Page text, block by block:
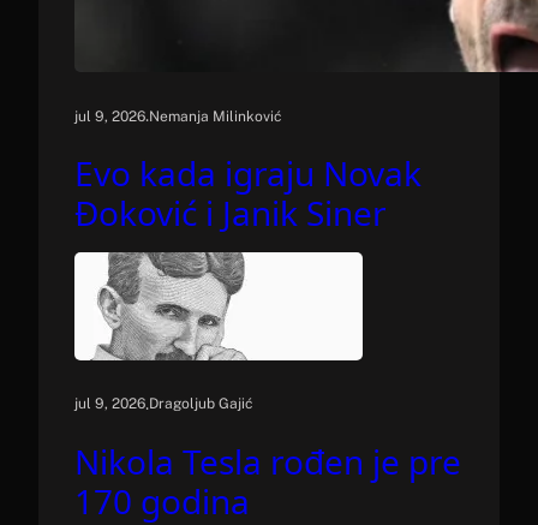
jul 9, 2026.Nemanja Milinković
Evo kada igraju Novak
Đoković i Janik Siner
jul 9, 2026.Dragoljub Gajić
Nikola Tesla rođen je pre
170 godina